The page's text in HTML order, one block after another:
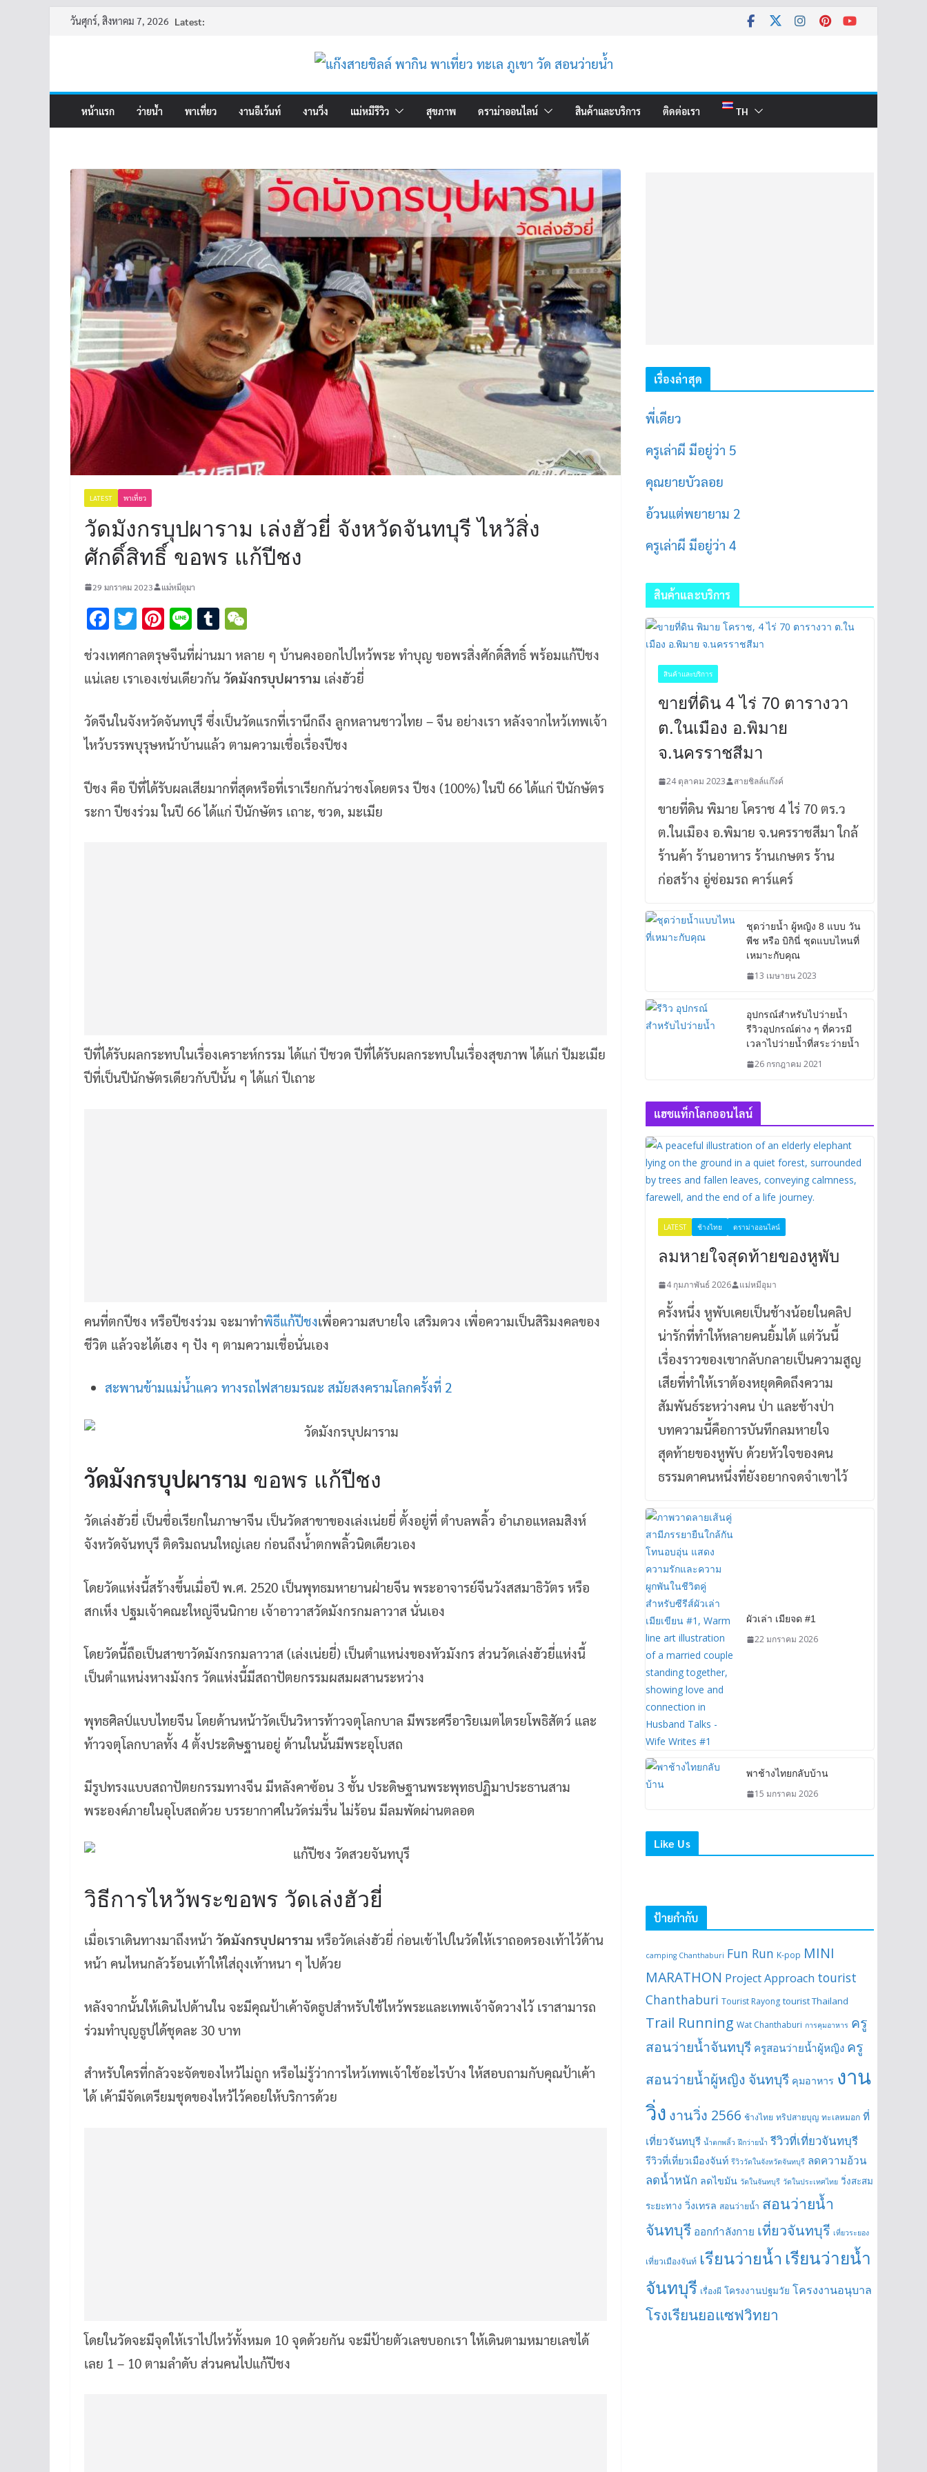
Skipวันศุกร์, สิงหาคม 7, 2026 Latest:
หน้าแรก ว่ายน้ำ พาเที่ยว งานอีเว้นท์ งานวิ่ง แม่หมีรีวิว สุขภาพ ดราม่าออนไลน์ สินค้าและบริการ ติดต่อเรา TH
LATEST พาเที่ยว
วัดมังกรบุปผาราม เล่งฮัวยี่ จังหวัดจันทบุรี ไหว้สิ่ง
ศักดิ์สิทธิ์ ขอพร แก้ปีชง
29 มกราคม 2023 แม่หมีอุมา
F
e
b
o
o
k
T
tt
er
Pi
nt
er
es
Li
n
e
T
m
bl
r
C
h
ช่วงเทศกาลตรุษจีนที่ผ่านมา หลาย ๆ บ้านคงออกไปไหว้พระ ทำบุญ ขอพรสิ่งศักดิ์สิทธิ์ พร้อมแก้ปีชง
แน่เลย เราเองเช่นเดียวกัน วัดมังกรบุปผาราม เล่งฮัวยี่
วัดจีนในจังหวัดจันทบุรี ซึ่งเป็นวัดแรกที่เรานึกถึง ลูกหลานชาวไทย – จีน อย่างเรา หลังจากไหว้เทพเจ้า
ไหว้บรรพบุรุษหน้าบ้านแล้ว ตามความเชื่อเรื่องปีชง
ปีชง คือ ปีที่ได้รับผลเสียมากที่สุดหรือที่เราเรียกกันว่าชงโดยตรง ปีชง (100%) ในปี 66 ได้แก่ ปีนักษัตร
ระกา ปีชงร่วม ในปี 66 ได้แก่ ปีนักษัตร เถาะ, ชวด, มะเมีย
ปีที่ได้รับผลกระทบในเรื่องเคราะห์กรรม ได้แก่ ปีชวด ปีที่ได้รับผลกระทบในเรื่องสุขภาพ ได้แก่ ปีมะเมีย
ปีที่เป็นปีนักษัตรเดียวกับปีนั้น ๆ ได้แก่ ปีเถาะ
คนที่ตกปีชง หรือปีชงร่วม จะมาทำพิธีแก้ปีชงเพื่อความสบายใจ เสริมดวง เพื่อความเป็นสิริมงคลของ
ชีวิต แล้วจะได้เฮง ๆ ปัง ๆ ตามความเชื่อนั่นเอง
สะพานข้ามแม่น้ำแคว ทางรถไฟสายมรณะ สมัยสงครามโลกครั้งที่ 2
วัดมังกรบุปผาราม ขอพร แก้ปีชง
วัดเล่งฮัวยี่ เป็นชื่อเรียกในภาษาจีน เป็นวัดสาขาของเล่งเน่ยยี่ ตั้งอยู่ที่ ตำบลพลิ้ว อำเภอแหลมสิงห์
จังหวัดจันทบุรี ติดริมถนนใหญ่เลย ก่อนถึงน้ำตกพลิ้วนิดเดียวเอง
โดยวัดแห่งนี้สร้างขึ้นเมื่อปี พ.ศ. 2520 เป็นพุทธมหายานฝ่ายจีน พระอาจารย์จีนวังสสมาธิวัตร หรือ
สกเห็ง ปฐมเจ้าคณะใหญ่จีนนิกาย เจ้าอาวาสวัดมังกรกมลาวาส นั่นเอง
โดยวัดนี้ถือเป็นสาขาวัดมังกรกมลาวาส (เล่งเน่ยยี่) เป็นตำแหน่งของหัวมังกร ส่วนวัดเล่งฮัวยี่แห่งนี้
เป็นตำแหน่งหางมังกร วัดแห่งนี้มีสถาปัตยกรรมผสมผสานระหว่าง
พุทธศิลป์แบบไทยจีน โดยด้านหน้าวัดเป็นวิหารท้าวจตุโลกบาล มีพระศรีอาริยเมตไตรยโพธิสัตว์ และ
ท้าวจตุโลกบาลทั้ง 4 ตั้งประดิษฐานอยู่ ด้านในนั้นมีพระอุโบสถ
มีรูปทรงแบบสถาปัตยกรรมทางจีน มีหลังคาซ้อน 3 ชั้น ประดิษฐานพระพุทธปฏิมาประธานสาม
พระองค์ภายในอุโบสถด้วย บรรยากาศในวัดร่มรื่น ไม่ร้อน มีลมพัดผ่านตลอด
วิธีการไหว้พระขอพร วัดเล่งฮัวยี่
เมื่อเราเดินทางมาถึงหน้า วัดมังกรบุปผาราม หรือวัดเล่งฮัวยี่ ก่อนเข้าไปในวัดให้เราถอดรองเท้าไว้ด้าน
หน้า คนไหนกลัวร้อนเท้าให้ใส่ถุงเท้าหนา ๆ ไปด้วย
หลังจากนั้นให้เดินไปด้านใน จะมีคุณป้าเค้าจัดธูปสำหรับใช้ไหว้พระและเทพเจ้าจัดวางไว้ เราสามารถ
ร่วมทำบุญธูปได้ชุดละ 30 บาท
สำหรับใครที่กลัวจะจัดของไหว้ไม่ถูก หรือไม่รู้ว่าการไหว้เทพเจ้าใช้อะไรบ้าง ให้สอบถามกับคุณป้าเค้า
ได้ เค้ามีจัดเตรียมชุดของไหว้ไว้คอยให้บริการด้วย
โดยในวัดจะมีจุดให้เราไปไหว้ทั้งหมด 10 จุดด้วยกัน จะมีป้ายตัวเลขบอกเรา ให้เดินตามหมายเลขได้
เลย 1 – 10 ตามลำดับ ส่วนคนไปแก้ปีชง
เรื่องล่าสุด
พี่เดียว
ครูเล่าผี มีอยู่ว่า 5
คุณยายบัวลอย
อ้วนแต่พยายาม 2
ครูเล่าผี มีอยู่ว่า 4
สินค้าและบริการ
สินค้าและบริการ
ขายที่ดิน 4 ไร่ 70 ตารางวา
ต.ในเมือง อ.พิมาย
จ.นครราชสีมา
24 ตุลาคม 2023 สายชิลล์แก๊งค์
ขายที่ดิน พิมาย โคราช 4 ไร่ 70 ตร.ว
ต.ในเมือง อ.พิมาย จ.นครราชสีมา ใกล้
ร้านค้า ร้านอาหาร ร้านเกษตร ร้าน
ก่อสร้าง อู่ซ่อมรถ คาร์แคร์
ชุดว่ายน้ำ ผู้หญิง 8 แบบ วัน
พีช หรือ บิกินี่ ชุดแบบไหนที่
เหมาะกับคุณ
13 เมษายน 2023
อุปกรณ์สำหรับไปว่ายน้ำ
รีวิวอุปกรณ์ต่าง ๆ ที่ควรมี
เวลาไปว่ายน้ำที่สระว่ายน้ำ
26 กรกฎาคม 2021
แฮชแท็กโลกออนไลน์
LATEST ช้างไทย ดราม่าออนไลน์
ลมหายใจสุดท้ายของหูพับ
4 กุมภาพันธ์ 2026 แม่หมีอุมา
ครั้งหนึ่ง หูพับเคยเป็นช้างน้อยในคลิป
น่ารักที่ทำให้หลายคนยิ้มได้ แต่วันนี้
เรื่องราวของเขากลับกลายเป็นความสูญ
เสียที่ทำให้เราต้องหยุดคิดถึงความ
สัมพันธ์ระหว่างคน ป่า และช้างป่า
บทความนี้คือการบันทึกลมหายใจ
สุดท้ายของหูพับ ด้วยหัวใจของคน
ธรรมดาคนหนึ่งที่ยังอยากจดจำเขาไว้
ผัวเล่า เมียจด #1
22 มกราคม 2026
พาช้างไทยกลับบ้าน
15 มกราคม 2026
Like Us
ป้ายกำกับ
camping Chanthaburi Fun Run K-pop MINI
MARATHON Project Approach tourist
Chanthaburi Tourist Rayong tourist Thailand
Trail Running Wat Chanthaburi การคุมอาหาร ครู
สอนว่ายน้ำจันทบุรี ครูสอนว่ายน้ำผู้หญิง ครู
สอนว่ายน้ำผู้หญิง จันทบุรี คุมอาหาร งาน
วิ่ง งานวิ่ง 2566 ช้างไทย ทริปสายบุญ ทะเลหมอก ที่
เที่ยวจันทบุรี น้ำตกพลิ้ว ฝึกว่ายน้ำ รีวิวที่เที่ยวจันทบุรี
รีวิวที่เที่ยวเมืองจันท์ รีวิววัดในจังหวัดจันทบุรี ลดความอ้วน
ลดน้ำหนัก ลดไขมัน วัดในจันทบุรี วัดในประเทศไทย วิ่งสะสม
ระยะทาง วิ่งเทรล สอนว่ายน้ำ สอนว่ายน้ำ
จันทบุรี ออกกำลังกาย เที่ยวจันทบุรี เที่ยวระยอง
เที่ยวเมืองจันท์ เรียนว่ายน้ำ เรียนว่ายน้ำ
จันทบุรี เรื่องผี โครงงานปฐมวัย โครงงานอนุบาล
โรงเรียนยอแซฟวิทยา